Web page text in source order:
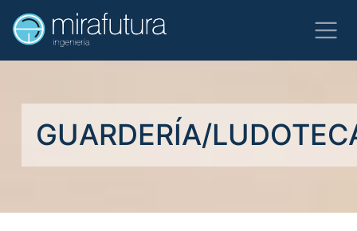
GUARDERÍA/